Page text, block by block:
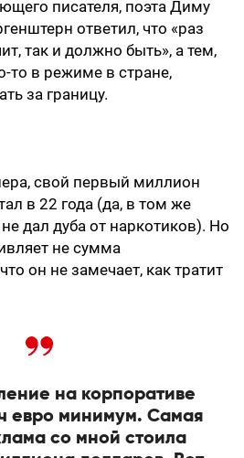
писателя, поэта Диму
ответил, что «раз
так и должно быть», а тем,
то в режиме в стране,
за границу.
свой первый миллион
в 22 года (да, в том же
не дал дуба от наркотиков). Но
не сумма
он не замечает, как тратит
на корпоративе
евро минимум. Самая
со мной стоила